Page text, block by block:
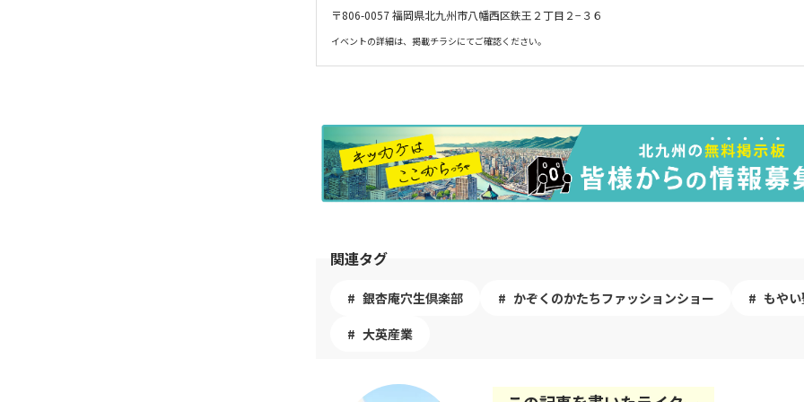
〒806-0057 福岡県北九州市八幡西区鉄王２丁目２−３６
イベントの詳細は、掲載チラシにてご確認ください。
関連タグ
銀杏庵穴生倶楽部 かぞくのかたちファッションショー
もや
大英産業